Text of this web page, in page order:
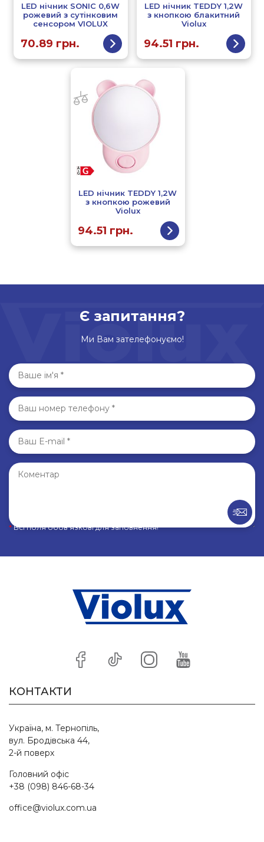
LED нічник SONIC 0,6W
рожевий з сутінковим
сенсором VIOLUX
70.89 грн.
LED нічник TEDDY 1,2W
з кнопкою блакитний
Violux
94.51 грн.
LED нічник TEDDY 1,2W
з кнопкою рожевий
Violux
94.51 грн.
Є запитання?
Ми Вам зателефонуємо!
*Всі поля обов’язкові для заповнення!
КОНТАКТИ
Україна, м. Тернопіль,
вул. Бродівська 44,
2-й поверх
Головний офіс
+38 (098) 846-68-34
office@violux.com.ua